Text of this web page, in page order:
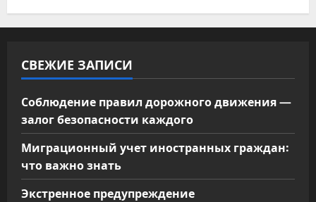
СВЕЖИЕ ЗАПИСИ
Соблюдение правил дорожного движения —
залог безопасности каждого
Миграционный учет иностранных граждан:
что важно знать
Экстренное предупреждение